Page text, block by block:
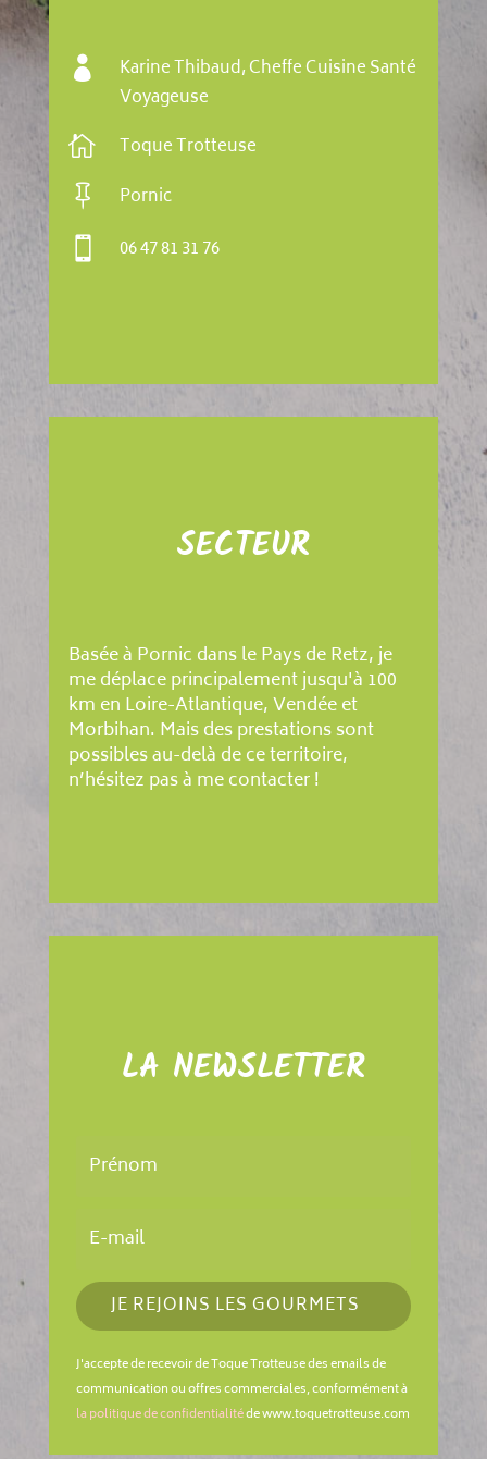

Karine Thibaud, Cheffe Cuisine Santé
Voyageuse
 Toque Trotteuse
 Pornic
 06 47 81 31 76
SECTEUR
Basée à Pornic dans le Pays de Retz, je
me déplace principalement jusqu'à 100
km en Loire-Atlantique, Vendée et
Morbihan. Mais des prestations sont
possibles au-delà de ce territoire,
n’hésitez pas à me contacter !
LA NEWSLETTER
JE REJOINS LES GOURMETS
J'accepte de recevoir de Toque Trotteuse des emails de
communication ou offres commerciales, conformément à
la politique de confidentialitéde www.toquetrotteuse.com